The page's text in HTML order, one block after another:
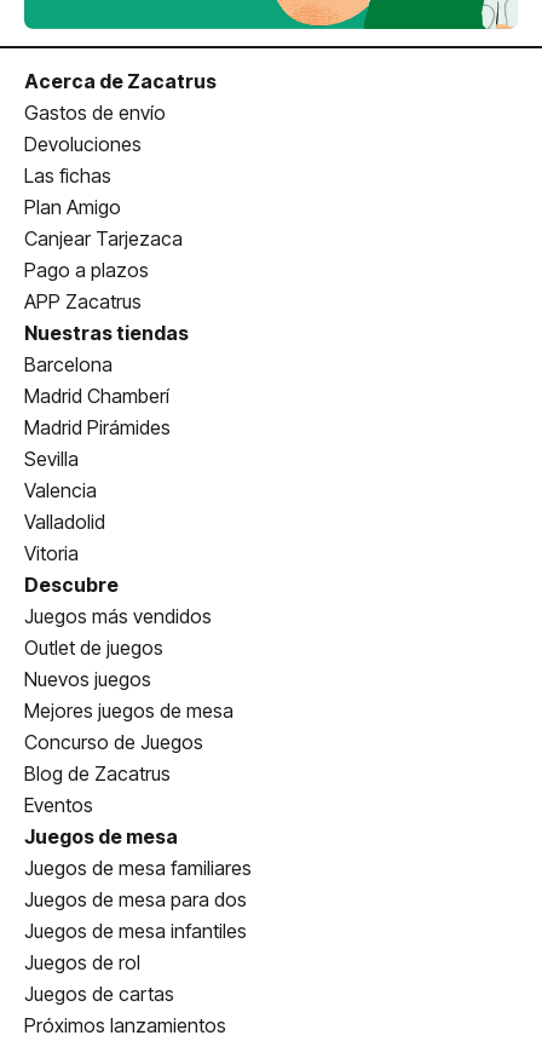
Acerca de Zacatrus
Gastos de envío
Devoluciones
Las fichas
Plan Amigo
Canjear Tarjezaca
Pago a plazos
APP Zacatrus
Nuestras tiendas
Barcelona
Madrid Chamberí
Madrid Pirámides
Sevilla
Valencia
Valladolid
Vitoria
Descubre
Juegos más vendidos
Outlet de juegos
Nuevos juegos
Mejores juegos de mesa
Concurso de Juegos
Blog de Zacatrus
Eventos
Juegos de mesa
Juegos de mesa familiares
Juegos de mesa para dos
Juegos de mesa infantiles
Juegos de rol
Juegos de cartas
Próximos lanzamientos